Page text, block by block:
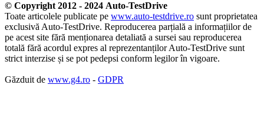
© Copyright 2012 - 2024 Auto-TestDrive
Toate articolele publicate pe www.auto-testdrive.ro sunt proprietatea
exclusivă Auto-TestDrive. Reproducerea parțială a informațiilor de
pe acest site fără menționarea detaliată a sursei sau reproducerea
totală fără acordul expres al reprezentanților Auto-TestDrive sunt
strict interzise și se pot pedepsi conform legilor în vigoare.
Găzduit de www.g4.ro - GDPR